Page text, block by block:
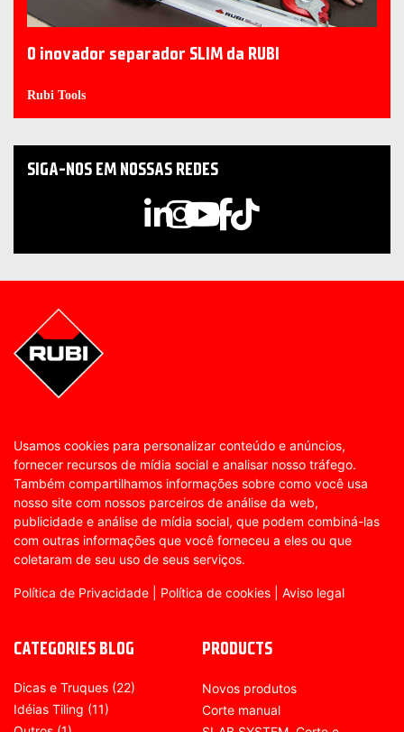
O inovador separador SLIM da RUBI
Rubi Tools
SIGA-NOS EM NOSSAS REDES
Usamos cookies para personalizar conteúdo e anúncios,
fornecer recursos de mídia social e analisar nosso tráfego.
Também compartilhamos informações sobre como você usa
nosso site com nossos parceiros de análise da web,
publicidade e análise de mídia social, que podem combiná-las
com outras informações que você forneceu a eles ou que
coletaram de seu uso de seus serviços.
Política de Privacidade Política de cookies Aviso legal
CATEGORIES BLOG
Dicas e Truques (22)
Idéias Tiling (11)
PRODUCTS
Novos produtos
Corte manual